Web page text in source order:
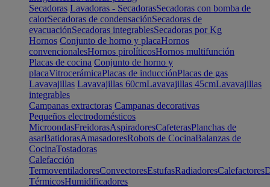
Secadoras Lavadoras - SecadorasSecadoras con bomba de
calorSecadoras de condensaciónSecadoras de
evacuaciónSecadoras integrablesSecadoras por Kg
Hornos Conjunto de horno y placaHornos
convencionalesHornos pirolíticosHornos multifunción
Placas de cocina Conjunto de horno y
placaVitrocerámicaPlacas de inducciónPlacas de gas
Lavavajillas Lavavajillas 60cmLavavajillas 45cmLavavajillas
integrables
Campanas extractoras Campanas decorativas
Pequeños electrodomésticos
MicroondasFreidorasAspiradoresCafeterasPlanchas de
asarBatidorasAmasadoresRobots de CocinaBalanzas de
CocinaTostadoras
Calefacción
TermoventiladoresConvectoresEstufasRadiadoresCalefactores
TérmicosHumidificadores